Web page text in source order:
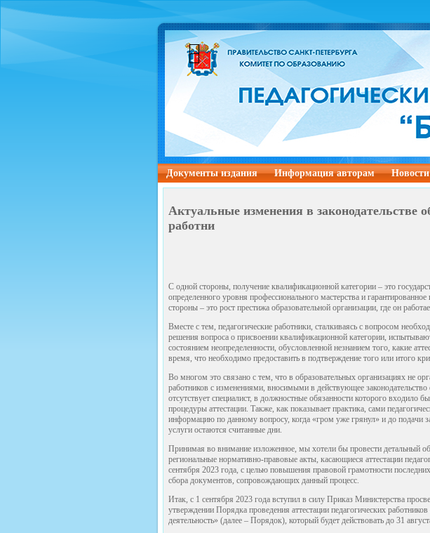
Документы издания Информация авторам Новости
Актуальные изменения в законодательстве
работни
С одной стороны, получение квалификационной категории – это
определенного уровня профессионального мастерства и
стороны – это рост престижа образовательной организации, где он
Вместе с тем, педагогические работники, сталкиваясь с вопросом
решения вопроса о присвоении квалификационной категории,
состоянием неопределенности, обусловленной незнанием того, какие
время, что необходимо предоставить в подтверждение того или итого
Во многом это связано с тем, что в образовательных организациях не
работников с изменениями, вносимыми в действующее
отсутствует специалист, в должностные обязанности которого входило
процедуры аттестации. Также, как показывает практика, сами
информацию по данному вопросу, когда «гром уже грянул» и до подачи
услуги остаются считанные дни.
Принимая во внимание изложенное, мы хотели бы провести детальный
региональные нормативно-правовые акты, касающиеся аттестации
сентября 2023 года, с целью повышения правовой грамотности
сбора документов, сопровождающих данный процесс.
Итак, с 1 сентября 2023 года вступил в силу Приказ Министерства
утверждении Порядка проведения аттестации педагогических
деятельность» (далее – Порядок), который будет действовать до 31